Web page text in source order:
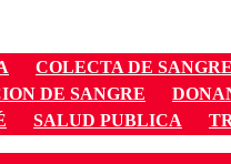
COLECTA DE SANGRE
DE SANGRE
SALUD PUBLICA